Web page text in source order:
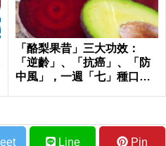
「酪梨果昔」三大功效：
「逆齡」、「抗癌」、「防
中風」，一週「七」種口
Line Pin